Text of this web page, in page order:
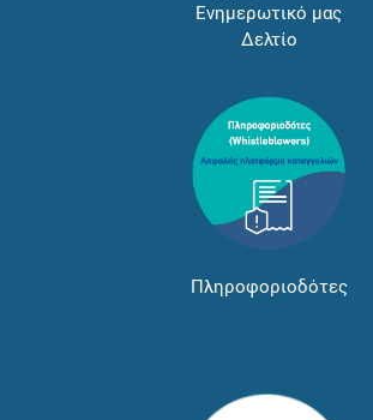
Ενημερωτικό μας
Δελτίο
Πληροφοριοδότες